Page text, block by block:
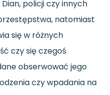
policji czy innych
natomiast
się w różnych
czy się czegoś
obserwować jego
czy wpadania na